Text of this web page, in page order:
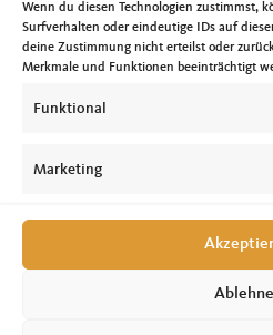
Wenn du diesen Technologien zustimmst,
Surfverhalten oder eindeutige IDs auf
deine Zustimmung nicht erteilst oder
Merkmale und Funktionen beeinträchtigt
Funktional
Marketing
noch nach Gerwisch, wo ich auf Einladung
einer Diskussionsveranstaltung zum Thema
Übrigens ein Thema welches mich auch
Woche begleitete. Der Ausschuss für
Donnerstag. Neben weiteren Themen
Änderung des Aufnahmegesetzes des
meine Arbeit als Landtagsabgeordneter auf